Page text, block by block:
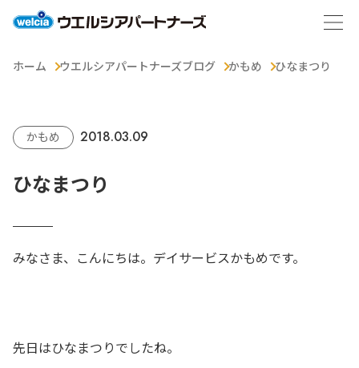
ホーム ウエルシアパートナーズブログ かもめ ひなまつり
かもめ 2018.03.09
ひなまつり
みなさま、こんにちは。デイサービスかもめです。
先日はひなまつりでしたね。